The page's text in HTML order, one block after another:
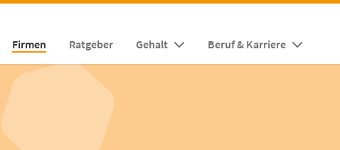
Firmen Ratgeber Gehalt Beruf & Karriere